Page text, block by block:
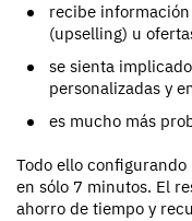
recibe
(upselling) u
se sienta
personalizadas y
es mucho más
Todo ello
en sólo 7 minutos. El
ahorro de tiempo y